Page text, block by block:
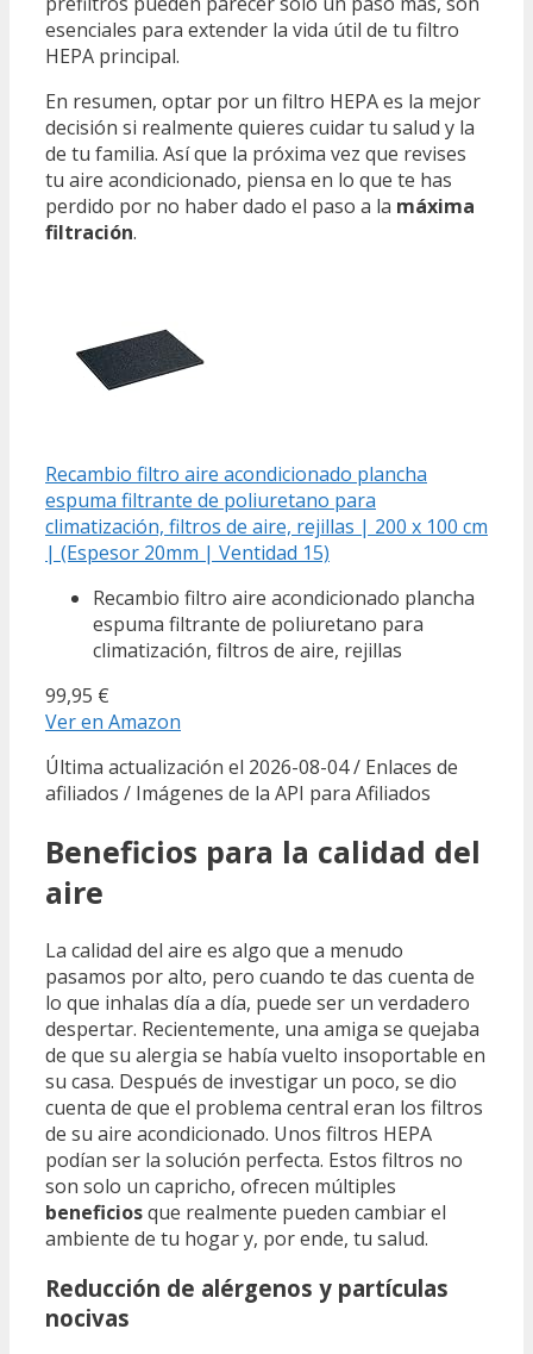
esenciales para extender la vida útil de tu filtro
HEPA principal.
En resumen, optar por un filtro HEPA es la mejor
decisión si realmente quieres cuidar tu salud y la
de tu familia. Así que la próxima vez que revises
tu aire acondicionado, piensa en lo que te has
perdido por no haber dado el paso a la máxima
filtración.
Recambio filtro aire acondicionado plancha
espuma filtrante de poliuretano para
climatización, filtros de aire, rejillas | 200 x 100 cm
| (Espesor 20mm | Ventidad 15)
Recambio filtro aire acondicionado plancha
espuma filtrante de poliuretano para
climatización, filtros de aire, rejillas
99,95 €
Ver en Amazon
Última actualización el 2026-08-04 / Enlaces de
afiliados / Imágenes de la API para Afiliados
Beneficios para la calidad del
aire
La calidad del aire es algo que a menudo
pasamos por alto, pero cuando te das cuenta de
lo que inhalas día a día, puede ser un verdadero
despertar. Recientemente, una amiga se quejaba
de que su alergia se había vuelto insoportable en
su casa. Después de investigar un poco, se dio
cuenta de que el problema central eran los filtros
de su aire acondicionado. Unos filtros HEPA
podían ser la solución perfecta. Estos filtros no
son solo un capricho, ofrecen múltiples
beneficiosque realmente pueden cambiar el
ambiente de tu hogar y, por ende, tu salud.
Reducción de alérgenos y partículas
nocivas